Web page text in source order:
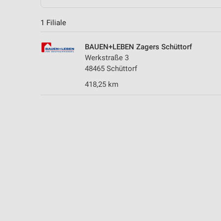
1 Filiale
BAUEN+LEBEN Zagers Schüttorf
Werkstraße 3
48465 Schüttorf
418,25 km